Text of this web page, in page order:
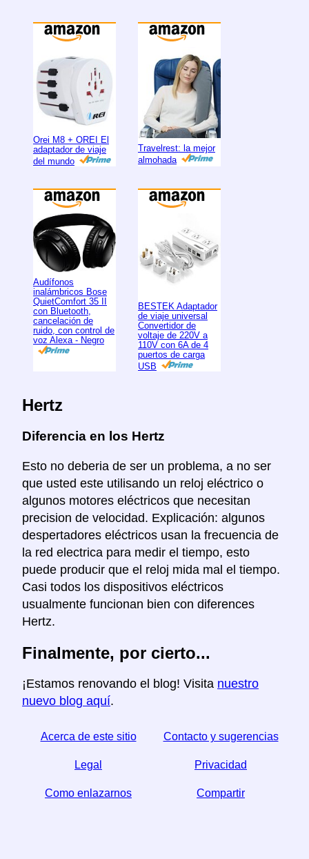
Orei M8 + OREI El
adaptador de viaje
del mundo
Travelrest: la mejor
almohada
Audífonos
inalámbricos Bose
QuietComfort 35 II
con Bluetooth,
cancelación de
ruido, con control de
voz Alexa - Negro
BESTEK Adaptador
de viaje universal
Convertidor de
voltaje de 220V a
110V con 6A de 4
puertos de carga
USB
Hertz
Diferencia en los Hertz
Esto no deberia de ser un problema, a no ser
que usted este utilisando un reloj eléctrico o
algunos motores eléctricos que necesitan
precision de velocidad. Explicación: algunos
despertadores eléctricos usan la frecuencia de
la red electrica para medir el tiempo, esto
puede producir que el reloj mida mal el tiempo.
Casi todos los dispositivos eléctricos
usualmente funcionan bien con diferences
Hertz.
Finalmente, por cierto...
¡Estamos renovando el blog! Visita nuestro
nuevo blog aquí.
Acerca de este sitio Contacto y sugerencias
Legal Privacidad
Como enlazarnos Compartir